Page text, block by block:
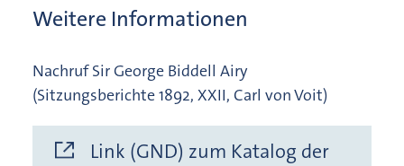
Weitere Informationen
Nachruf Sir George Biddell Airy
(Sitzungsberichte 1892, XXII, Carl von Voit)
Link (GND) zum Katalog der